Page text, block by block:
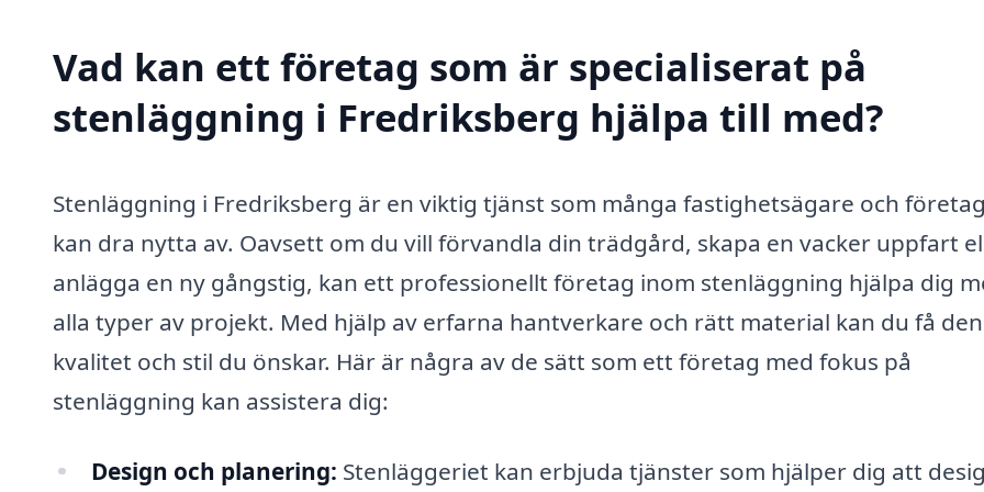
Vad kan ett företag som är specialiserat på
stenläggning i Fredriksberg hjälpa till med?
Stenläggning i Fredriksberg är en viktig tjänst som många fastighetsägare och
kan dra nytta av. Oavsett om du vill förvandla din trädgård, skapa en vacker uppfart
anlägga en ny gångstig, kan ett professionellt företag inom stenläggning hjälpa dig
alla typer av projekt. Med hjälp av erfarna hantverkare och rätt material kan du få den
kvalitet och stil du önskar. Här är några av de sätt som ett företag med fokus på
stenläggning kan assistera dig:
Design och planering: Stenläggeriet kan erbjuda tjänster som hjälper dig att